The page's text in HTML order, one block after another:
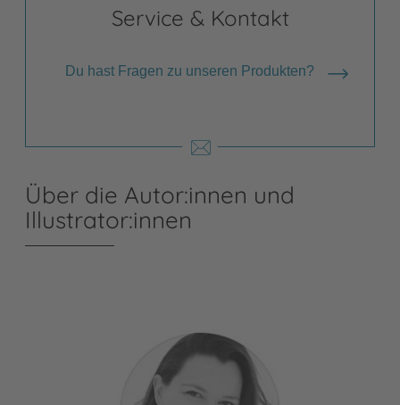
Service & Kontakt
Du hast Fragen zu unseren Produkten?
Über die Autor:innen und
Illustrator:innen